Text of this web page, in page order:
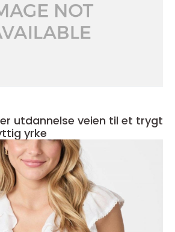
veien til et trygt
yrke